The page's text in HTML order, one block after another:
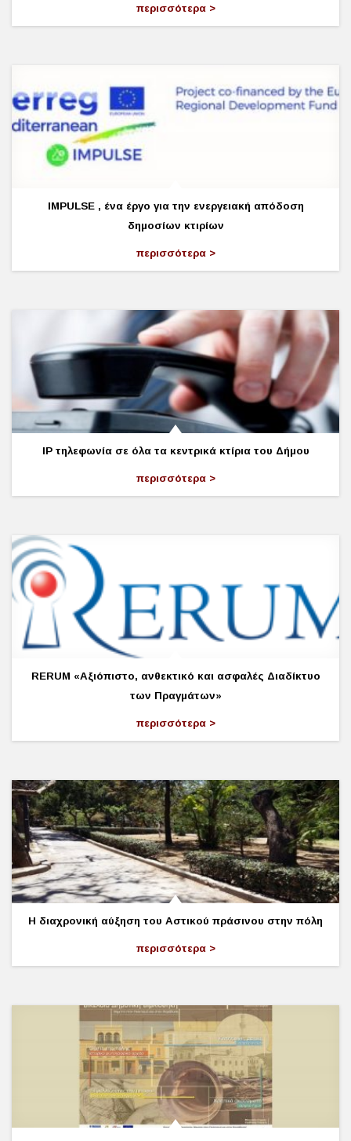
περισσότερα
IMPULSE , ένα έργο για την ενεργειακή απόδοση
δημοσίων κτιρίων
περισσότερα
ΙΡ τηλεφωνία σε όλα τα κεντρικά κτίρια του Δήμου
περισσότερα
RERUM «Αξιόπιστο, ανθεκτικό και ασφαλές Διαδίκτυο
των Πραγμάτων»
περισσότερα
Η διαχρονική αύξηση του Αστικού πράσινου στην πόλη
περισσότερα